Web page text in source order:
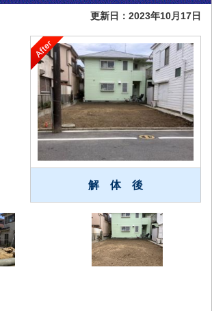
更新日：2023年10月17日
解 体 後